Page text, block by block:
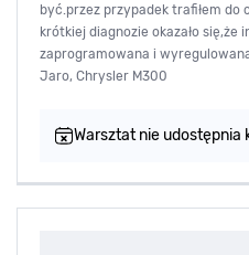
być.przez przypadek trafiłem do
krótkiej diagnozie okazało się,że
zaprogramowana i
Jaro, Chrysler M300
Warsztat nie udostępnia